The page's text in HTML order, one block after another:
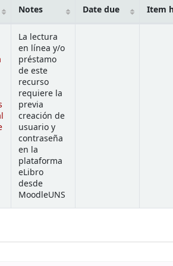
Notes Date due Item
La lectura
en línea y/o
préstamo
de este
recurso
requiere la
previa
creación de
usuario y
contraseña
en la
plataforma
eLibro
desde
MoodleUNS